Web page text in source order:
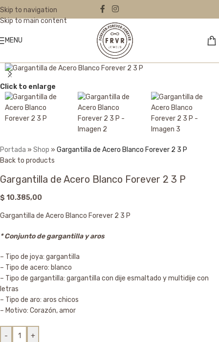
Skip to navigation
Skip to main content
MENU
Click to enlarge
Portada » Shop » Gargantilla de Acero Blanco Forever 2 3 P
Back to products
Gargantilla de Acero Blanco Forever 2 3 P
$ 10.385,00
Gargantilla de Acero Blanco Forever 2 3 P
* Conjunto de gargantilla y aros
– Tipo de joya: gargantilla
– Tipo de acero: blanco
– Tipo de gargantilla: gargantilla con dije esmaltado y multidije con
letras
– Tipo de aro: aros chicos
– Motivo: Corazón, amor
- +